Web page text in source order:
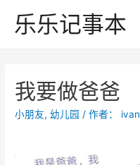
乐乐记事本
我要做爸爸
小朋友,幼儿园 / 作者： ivan